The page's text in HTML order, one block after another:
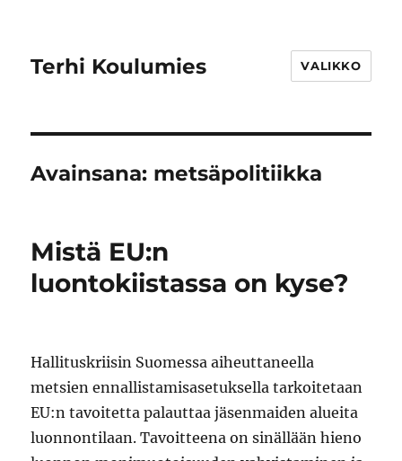
Terhi Koulumies VALIKKO
Avainsana: metsäpolitiikka
Mistä EU:n
luontokiistassa on kyse?
Hallituskriisin Suomessa aiheuttaneella
metsien ennallistamisasetuksella tarkoitetaan
EU:n tavoitetta palauttaa jäsenmaiden alueita
luonnontilaan. Tavoitteena on sinällään hieno